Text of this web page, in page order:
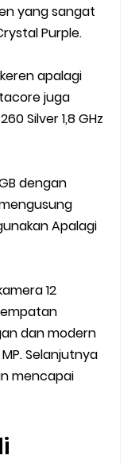
yang sangat
Purple.
apalagi
juga
Silver 1,8 GHz
dengan
Apalagi
12
dan modern
Selanjutnya
mencapai